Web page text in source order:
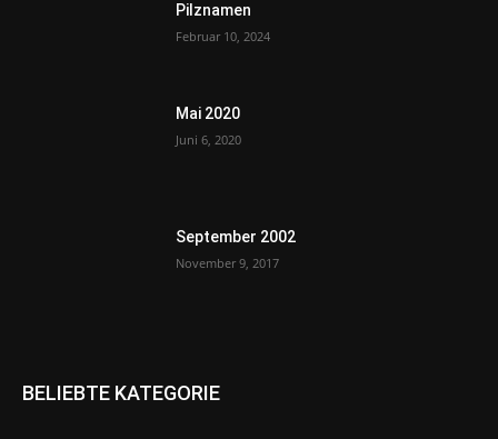
Pilznamen
Februar 10, 2024
Mai 2020
Juni 6, 2020
September 2002
November 9, 2017
BELIEBTE KATEGORIE